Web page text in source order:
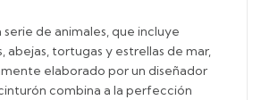
de animales, que incluye
abejas, tortugas y estrellas de mar,
elaborado por un diseñador
combina a la perfección